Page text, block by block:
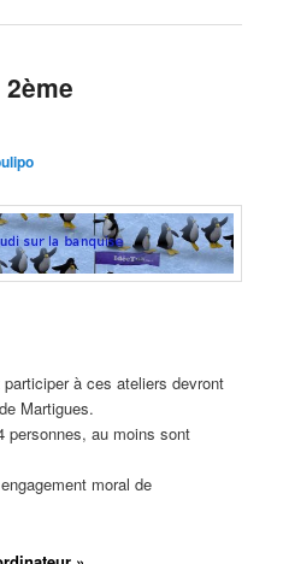
à ces ateliers devront
Martigues.
personnes, au moins sont
moral de